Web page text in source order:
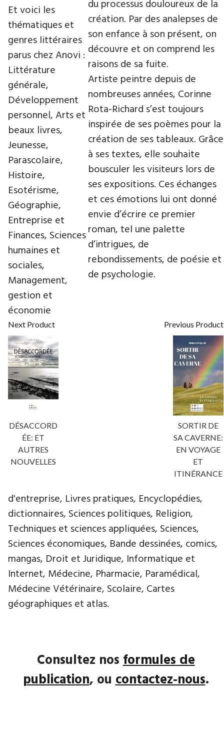
du processus douloureux de la
création. Par des analepses de
son enfance à son présent, on
découvre et on comprend les
raisons de sa fuite.
Artiste peintre depuis de
nombreuses années, Corinne
Rota-Richard s’est toujours
inspirée de ses poèmes pour la
création de ses tableaux. Grâce
à ses textes, elle souhaite
bousculer les visiteurs lors de
ses expositions. Ces échanges
et ces émotions lui ont donné
envie d’écrire ce premier
roman, tel une palette
d’intrigues, de
rebondissements, de poésie et
de psychologie.
Next Product
DÉSACCORD
ÉE: ET
AUTRES
NOUVELLES
Previous Product
SORTIR DE
SA CAVERNE:
EN VOYAGE
ET
ITINÉRANCE
Et voici les
thématiques et
genres littéraires
parus chez Anovi :
Littérature
générale,
Développement
personnel, Arts et
beaux livres,
Jeunesse,
Parascolaire,
Histoire,
Esotérisme,
Géographie,
Entreprise et
Finances, Sciences
humaines et
sociales,
Management,
gestion et
économie
d'entreprise, Livres pratiques, Encyclopédies,
dictionnaires, Sciences politiques, Religion,
Techniques et sciences appliquées, Sciences,
Sciences économiques, Bande dessinées, comics,
mangas, Droit et Juridique, Informatique et
Internet, Médecine, Pharmacie, Paramédical,
Médecine Vétérinaire, Scolaire, Cartes
géographiques et atlas.
Consultez nosformules de
publication, oucontactez-nous.